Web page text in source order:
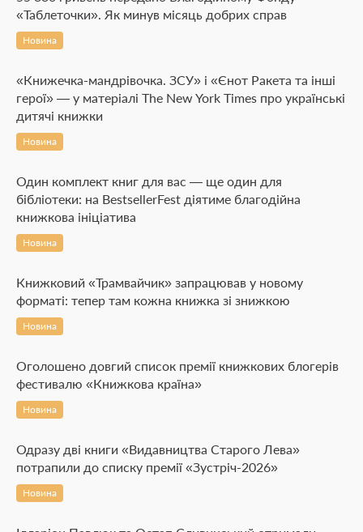
«Таблеточки». Як минув місяць добрих справ
Новина
«Книжечка-мандрівочка. ЗСУ» і «Єнот Ракета та інші
герої» — у матеріалі The New York Times про українські
дитячі книжки
Новина
Один комплект книг для вас — ще один для
бібліотеки: на BestsellerFest діятиме благодійна
книжкова ініціатива
Новина
Книжковий «Трамвайчик» запрацював у новому
форматі: тепер там кожна книжка зі знижкою
Новина
Оголошено довгий список премії книжкових блогерів
фестивалю «Книжкова країна»
Новина
Одразу дві книги «Видавництва Старого Лева»
потрапили до списку премії «Зустріч-2026»
Новина